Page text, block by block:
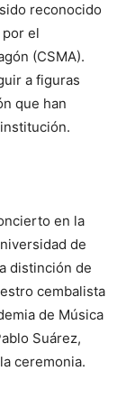
reconocido
el
(CSMA).
a figuras
que han
en la
de
distinción de
cembalista
de Música
Suárez,
ceremonia.